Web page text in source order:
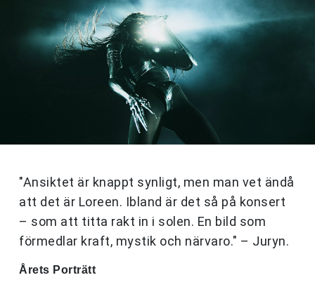
"Ansiktet är knappt synligt, men man vet ändå
att det är Loreen. Ibland är det så på konsert
– som att titta rakt in i solen. En bild som
förmedlar kraft, mystik och närvaro." – Juryn.
Årets Porträtt